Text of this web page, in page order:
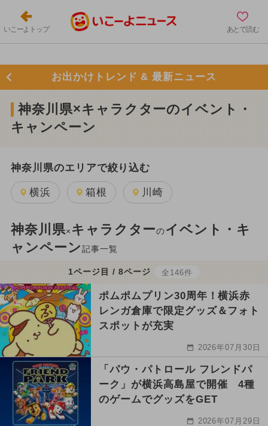
いこーよトップ あとで読む
お出かけトレンド & 最新ニュース
神奈川県×キャラクターのイベント・
キャンペーン
神奈川県のエリアで絞り込む
横浜 箱根 川崎
神奈川県× キャラクターのイベント・キ
ャンペーン記事一覧
1ページ目 / 8ページ 全146件
ポムポムプリン30周年！横浜赤
レンガ倉庫で限定グッズ＆フォト
スポットが充実
2026年07月30日
「パウ・パトロール フレンドパ
ーク」が横浜高島屋で開催 4種
のゲームでグッズをGET
2026年07月29日